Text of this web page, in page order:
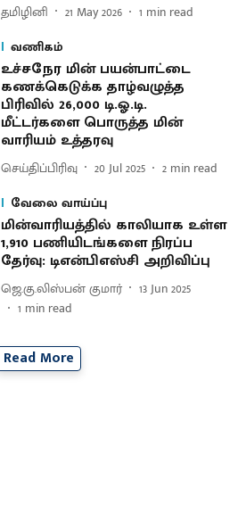
தமிழினி 21 May 2026 1 min read
வணிகம்
உச்சநேர மின் பயன்பாட்டை
கணக்கெடுக்க தாழ்வழுத்த
பிரிவில் 26,000 டி.ஓ.டி.
மீட்டர்களை பொருத்த மின்
வாரியம் உத்தரவு
செய்திப்பிரிவு 20 Jul 2025 2 min read
வேலை வாய்ப்பு
மின்வாரியத்தில் காலியாக உள்ள
1,910 பணியிடங்களை நிரப்ப
தேர்வு: டிஎன்பிஎஸ்சி அறிவிப்பு
ஜெ.கு.லிஸ்பன் குமார்
13 Jun 2025
1 min read
Read More